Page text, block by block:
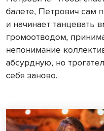
балете, Петрович сам
и начинает танцевать
громоотводом,
непонимание
абсурдную, но
себя заново.